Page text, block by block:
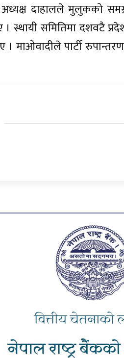
दाहालले मुलुकको समग्र
। स्थायी समितिमा दशवटै
। माओवादीले पार्टी